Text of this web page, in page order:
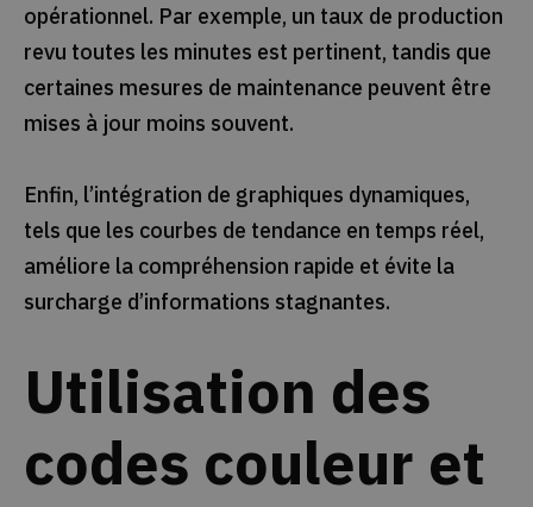
opérationnel. Par exemple, un taux de production
revu toutes les minutes est pertinent, tandis que
certaines mesures de maintenance peuvent être
mises à jour moins souvent.
Enfin, l’intégration de graphiques dynamiques,
tels que les courbes de tendance en temps réel,
améliore la compréhension rapide et évite la
surcharge d’informations stagnantes.
Utilisation des
codes couleur et